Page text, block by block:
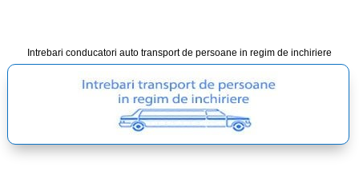
Intrebari conducatori auto transport de persoane in regim de inchiriere